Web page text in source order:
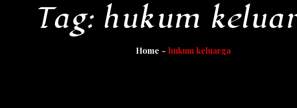
Tag: hukum
Home hukum keluarga